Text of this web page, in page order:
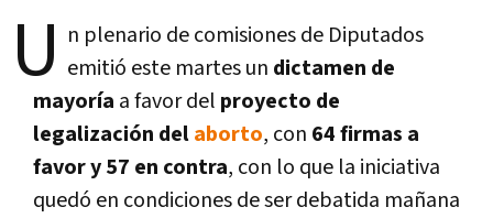
U n plenario de comisiones de Diputados
emitió este martes un dictamen de
mayorí­a a favor del proyecto de
legalización delaborto, con 64 firmas a
favor y 57 en contra, con lo que la iniciativa
quedó en condiciones de ser debatida mañana